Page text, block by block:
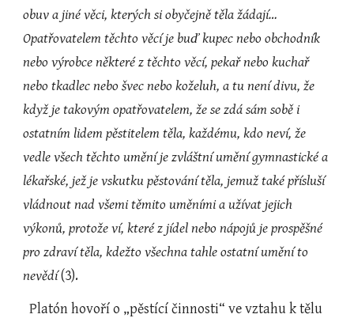
obuv a jiné věci, kterých si obyčejně těla žádají…
Opatřovatelem těchto věcí je buď kupec nebo obchodník
nebo výrobce některé z těchto věcí, pekař nebo kuchař
nebo tkadlec nebo švec nebo koželuh, a tu není divu, že
když je takovým opatřovatelem, že se zdá sám sobě i
ostatním lidem pěstitelem těla, každému, kdo neví, že
vedle všech těchto umění je zvláštní umění gymnastické a
lékařské, jež je vskutku pěstování těla, jemuž také přísluší
vládnout nad všemi těmito uměními a užívat jejich
výkonů, protože ví, které z jídel nebo nápojů je prospěšné
pro zdraví těla, kdežto všechna tahle ostatní umění to
nevědí (3).
  Platón hovoří o „pěstící činnosti“ ve vztahu k tělu